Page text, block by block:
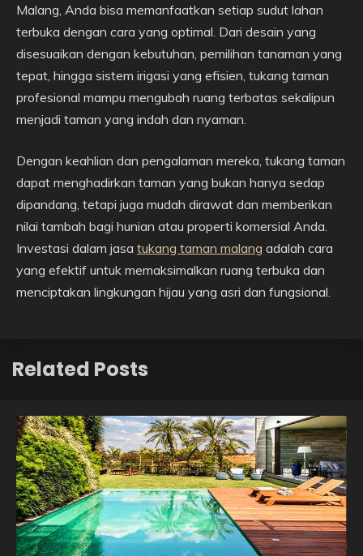
Malang, Anda bisa memanfaatkan setiap sudut lahan
terbuka dengan cara yang optimal. Dari desain yang
disesuaikan dengan kebutuhan, pemilihan tanaman yang
tepat, hingga sistem irigasi yang efisien, tukang taman
profesional mampu mengubah ruang terbatas sekalipun
menjadi taman yang indah dan nyaman.
Dengan keahlian dan pengalaman mereka, tukang taman
dapat menghadirkan taman yang bukan hanya sedap
dipandang, tetapi juga mudah dirawat dan memberikan
nilai tambah bagi hunian atau properti komersial Anda.
Investasi dalam jasa tukang taman malang adalah cara
yang efektif untuk memaksimalkan ruang terbuka dan
menciptakan lingkungan hijau yang asri dan fungsional.
Related Posts